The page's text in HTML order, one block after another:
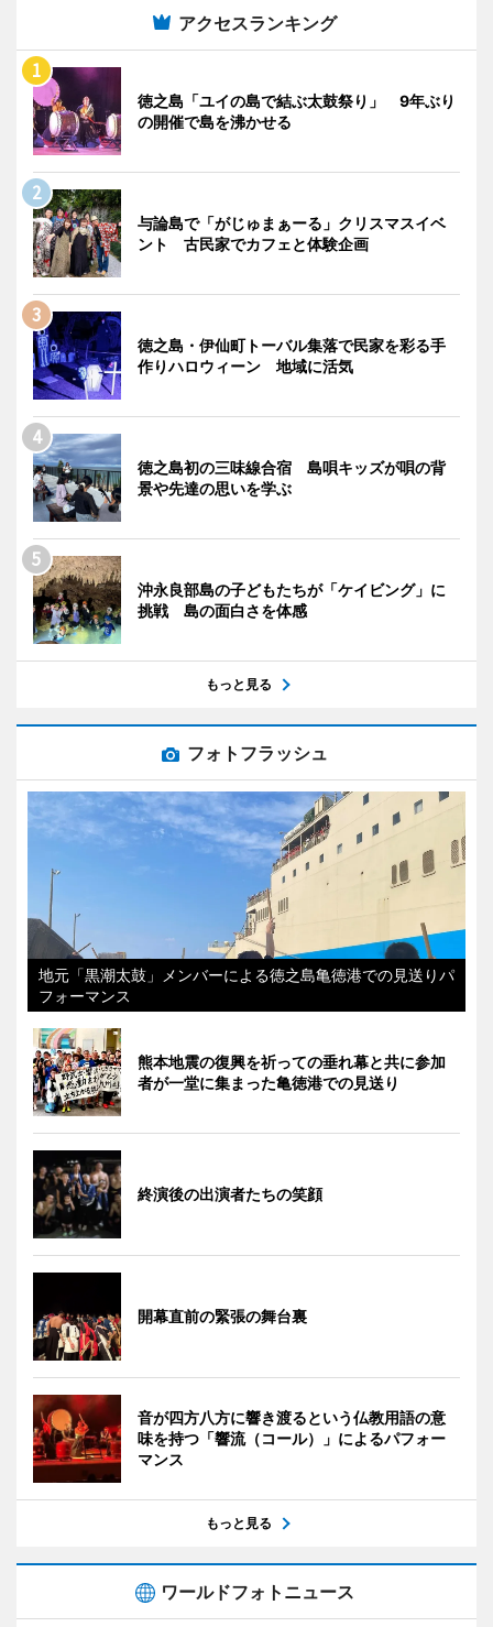
アクセスランキング
徳之島「ユイの島で結ぶ太鼓祭り」 9年ぶり
の開催で島を沸かせる
与論島で「がじゅまぁーる」クリスマスイベ
ント 古民家でカフェと体験企画
徳之島・伊仙町トーバル集落で民家を彩る手
作りハロウィーン 地域に活気
徳之島初の三味線合宿 島唄キッズが唄の背
景や先達の思いを学ぶ
沖永良部島の子どもたちが「ケイビング」に
挑戦 島の面白さを体感
もっと見る
フォトフラッシュ
地元「黒潮太鼓」メンバーによる徳之島亀徳港での見送りパ
フォーマンス
熊本地震の復興を祈っての垂れ幕と共に参加
者が一堂に集まった亀徳港での見送り
終演後の出演者たちの笑顔
開幕直前の緊張の舞台裏
音が四方八方に響き渡るという仏教用語の意
味を持つ「響流（コール）」によるパフォー
マンス
もっと見る
ワールドフォトニュース